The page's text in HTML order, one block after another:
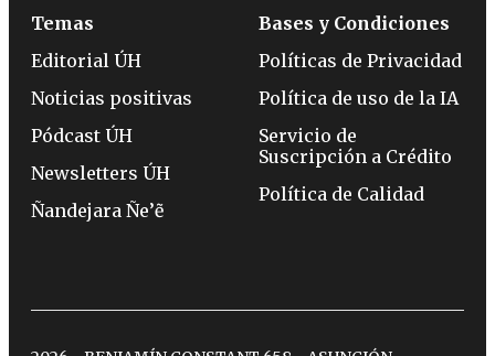
Temas
Editorial ÚH
Noticias positivas
Pódcast ÚH
Newsletters ÚH
Ñandejara Ñe’ẽ
Bases y Condiciones
Políticas de Privacidad
Política de uso de la IA
Servicio de
Suscripción a Crédito
Política de Calidad